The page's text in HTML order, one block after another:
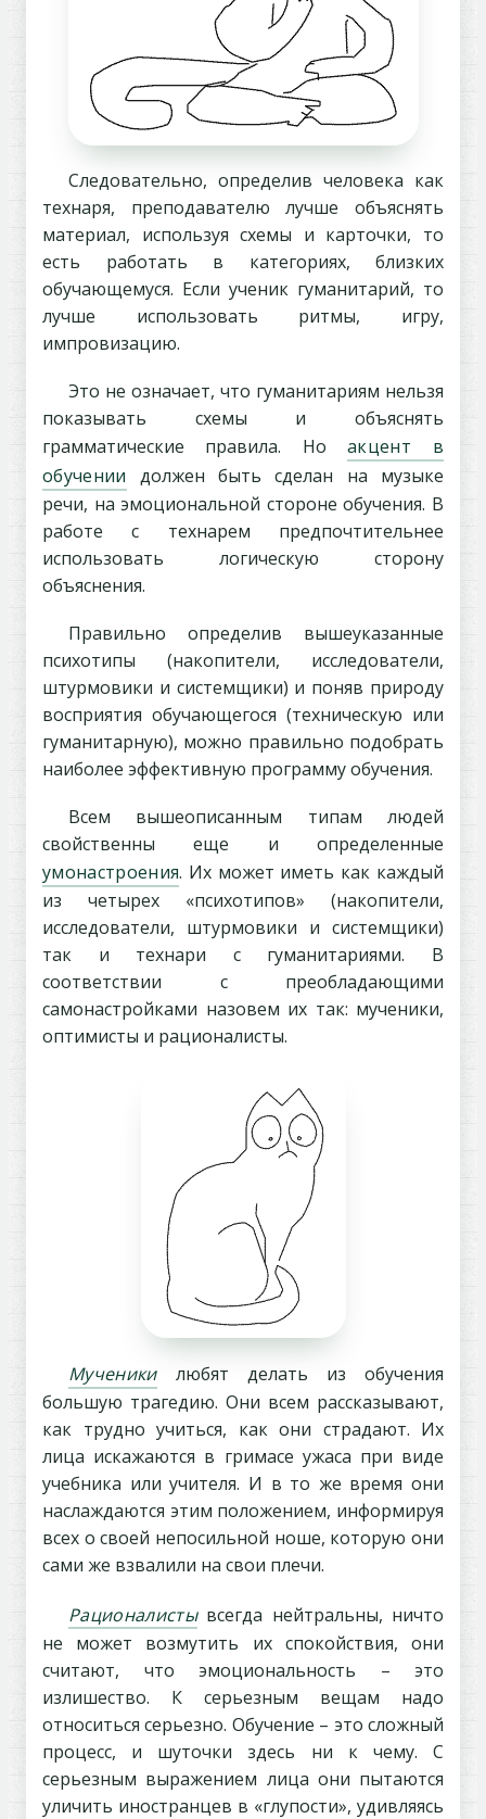
Следовательно, определив человека как
технаря, преподавателю лучше объяснять
материал, используя схемы и карточки, то
есть работать в категориях, близких
обучающемуся. Если ученик гуманитарий, то
лучше использовать ритмы, игру,
импровизацию.
Это не означает, что гуманитариям нельзя
показывать схемы и объяснять
грамматические правила. Ноакцент в
обучении должен быть сделан на музыке
речи, на эмоциональной стороне обучения. В
работе с технарем предпочтительнее
использовать логическую сторону
объяснения.
Правильно определив вышеуказанные
психотипы (накопители, исследователи,
штурмовики и системщики) и поняв природу
восприятия обучающегося (техническую или
гуманитарную), можно правильно подобрать
наиболее эффективную программу обучения.
Всем вышеописанным типам людей
свойственны еще и определенные
умонастроения. Их может иметь как каждый
из четырех «психотипов» (накопители,
исследователи, штурмовики и системщики)
так и технари с гуманитариями. В
соответствии с преобладающими
самонастройками назовем их так: мученики,
оптимисты и рационалисты.
Мученикилюбят делать из обучения
большую трагедию. Они всем рассказывают,
как трудно учиться, как они страдают. Их
лица искажаются в гримасе ужаса при виде
учебника или учителя. И в то же время они
наслаждаются этим положением, информируя
всех о своей непосильной ноше, которую они
сами же взвалили на свои плечи.
Рационалистывсегда нейтральны, ничто
не может возмутить их спокойствия, они
считают, что эмоциональность – это
излишество. К серьезным вещам надо
относиться серьезно. Обучение – это сложный
процесс, и шуточки здесь ни к чему. С
серьезным выражением лица они пытаются
уличить иностранцев в «глупости», удивляясь